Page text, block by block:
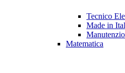
Tecnico
Made in
Matematica